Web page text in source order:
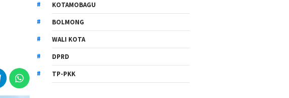
KOTAMOBAGU
BOLMONG
WALI KOTA
DPRD
TP-PKK